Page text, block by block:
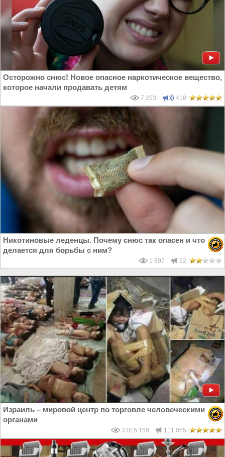
Осторожно снюс! Новое опасное наркотическое вещество,
которое начали продавать детям
7 253 418
Никотиновые леденцы. Почему снюс так опасен и что
делается для борьбы с ним?
1 897 52
Израиль – мировой центр по торговле человеческими
органами
3 015 158 111 055